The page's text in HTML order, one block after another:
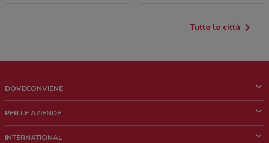
Tutte le città
DOVECONVIENE
Chi siamo
PER LE AZIENDE
INTERNATIONAL